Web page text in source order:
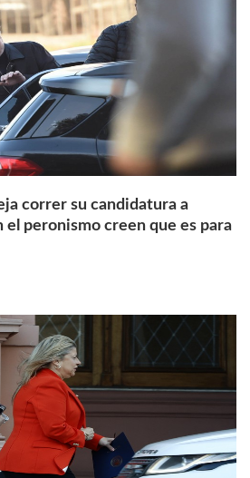
correr su candidatura a
el peronismo creen que es para